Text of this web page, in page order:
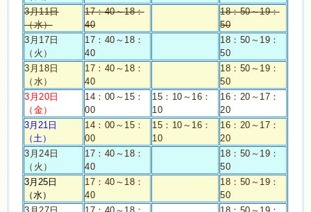
3月11日
（水）
17：40～18：
40
18：50～19：
50
3月17日
（火）
17：40～18：
40
18：50～19：
50
3月18日
（水）
17：40～18：
40
18：50～19：
50
3月20日
（金）
14：00～15：
00
15：10～16：
10
16：20～17：
20
3月21日
（土）
14：00～15：
00
15：10～16：
10
16：20～17：
20
3月24日
（火）
17：40～18：
40
18：50～19：
50
3月25日
（水）
17：40～18：
40
18：50～19：
50